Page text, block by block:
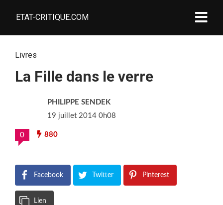
ETAT-CRITIQUE.COM
Livres
La Fille dans le verre
PHILIPPE SENDEK
19 juillet 2014 0h08
0 880
Facebook Twitter Pinterest
Lien